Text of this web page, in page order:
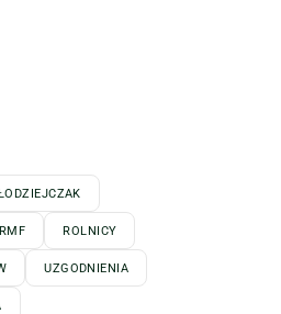
RMF ROLNICY
UZGODNIENIA